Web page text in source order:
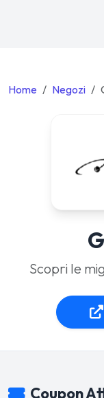
Home Negozi
Scopri le
Coupon